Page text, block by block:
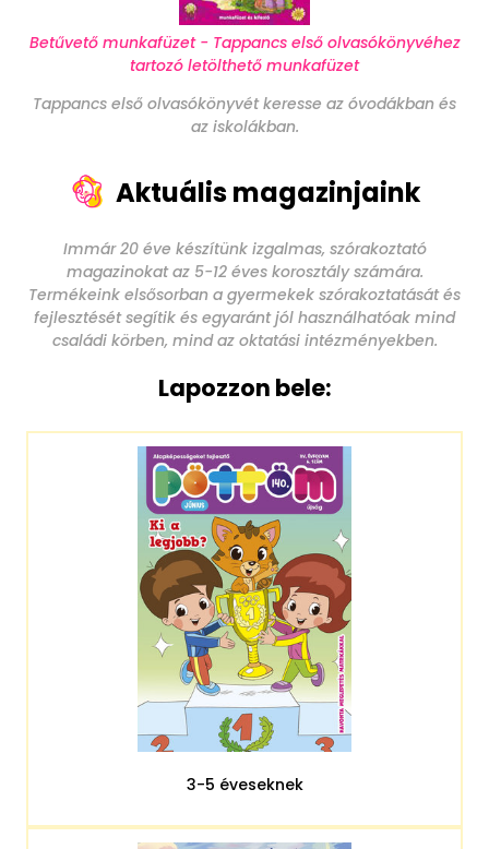
Betűvető munkafüzet - Tappancs első olvasókönyvéhez
tartozó letölthető munkafüzet
Tappancs első olvasókönyvét keresse az óvodákban és
az iskolákban.
Aktuális magazinjaink
Immár 20 éve készítünk izgalmas, szórakoztató
magazinokat az 5-12 éves korosztály számára.
Termékeink elsősorban a gyermekek szórakoztatását és
fejlesztését segítik és egyaránt jól használhatóak mind
családi körben, mind az oktatási intézményekben.
Lapozzon bele:
3-5 éveseknek